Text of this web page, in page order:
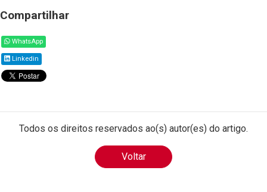
Compartilhar
WhatsApp
Linkedin
Todos os direitos reservados ao(s) autor(es) do artigo.
Voltar